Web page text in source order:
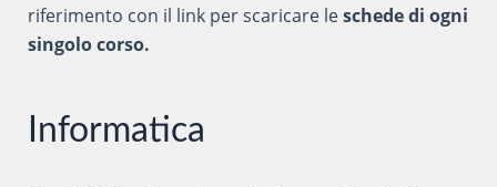
riferimento con il link per scaricare leschede di ogni
singolo corso.
Informatica